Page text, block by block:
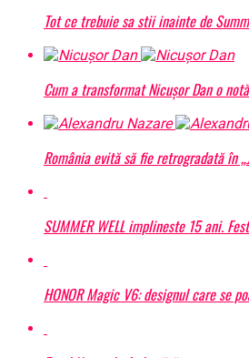
Tot ce trebuie sa stii inainte de
Cum a transformat Nicușor Dan o
România evită să fie retrogradată în
SUMMER WELL implineste 15 ani.
HONOR Magic V6: designul care se